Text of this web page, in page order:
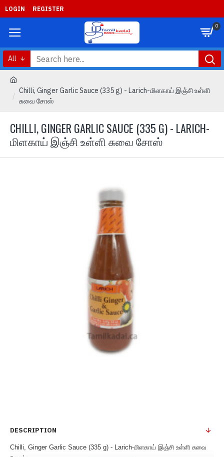
LOGIN REGISTER
0
All
Chilli, Ginger Garlic Sauce (335 g) - Larich-மிளகாய் இஞ்சி உள்ளி
சுவை சோஸ்
CHILLI, GINGER GARLIC SAUCE (335 G) - LARICH-
மிளகாய் இஞ்சி உள்ளி சுவை சோஸ்
DESCRIPTION
Chilli, Ginger Garlic Sauce (335 g) - Larich-மிளகாய் இஞ்சி உள்ளி சுவை